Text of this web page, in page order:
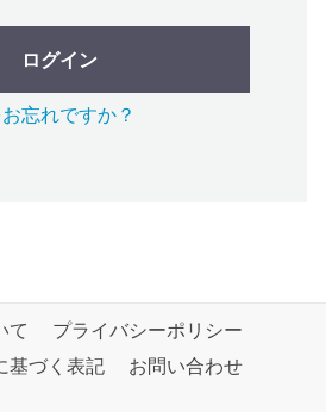
ログイン
忘れですか？
て
プライバシーポリシー
基づく表記
お問い合わせ